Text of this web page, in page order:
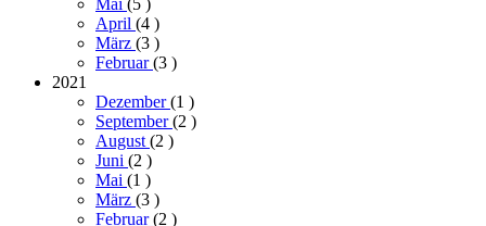
April (4 )
März (3 )
Februar(3 )
2021
Dezember(1 )
September(2 )
August (2 )
Juni (2 )
Mai (1 )
März (3 )
Februar(2 )